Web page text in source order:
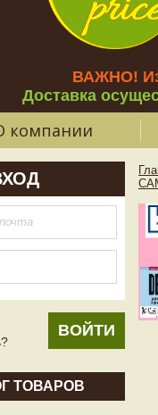
ВАЖНО!
Доставка
компании
ТОВАРОВ